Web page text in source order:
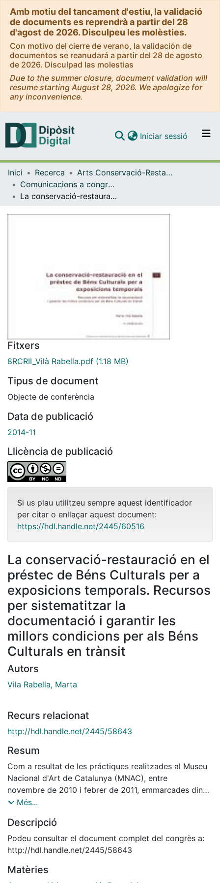
Amb motiu del tancament d'estiu, la validació
de documents es reprendrà a partir del 28
d'agost de 2026. Disculpeu les molèsties.
Con motivo del cierre de verano, la validación de
documentos se reanudará a partir del 28 de agosto
de 2026. Disculpad las molestias
Due to the summer closure, document validation will
resume starting August 28, 2026. We apologize for
any inconvenience.
Navega per tot el DD
Com publicar
Contacte
Iniciar sessió (current)
Inici Recerca
Arts Conservació-Restauració
Comunicacions a congressos (Arts Conservació-Restauració)
La conservació-restauració en el préstec de Béns Culturals per a exposicions temporals. Recursos per sistematitzar la documentació i garantir les millors condicions per als Béns Culturals en trànsit
Fitxers
8RCRII_Vilà Rabella.pdf (1.18 MB)
Tipus de document
Objecte de conferència
Data de publicació
2014-11
Llicència de publicació
Si us plau utilitzeu sempre aquest identificador
per citar o enllaçar aquest document:
https://hdl.handle.net/2445/60516
La conservació-restauració en el
préstec de Béns Culturals per a
exposicions temporals. Recursos
per sistematitzar la
documentació i garantir les
millors condicions per als Béns
Culturals en trànsit
Autors
Vila Rabella, Marta
Recurs relacionat
http://hdl.handle.net/2445/58643
Resum
Com a resultat de les práctiques realitzades al Museu
Nacional d'Art de Catalunya (MNAC), entre
novembre de 2010 i febrer de 2011, emmarcades dins
del Practicum del Màster de Direcció de Projectes de
Universitat Barcelona) vaig entrar
en contacte amb l'activitat del préstec d'obres d'art
per a exposicions temporals. L'interès que em va
en la matèria, em van portar a dedicar
Més...
Descripció
Podeu consultar el document complet del congrès a:
http://hdl.handle.net/2445/58643
Matèries